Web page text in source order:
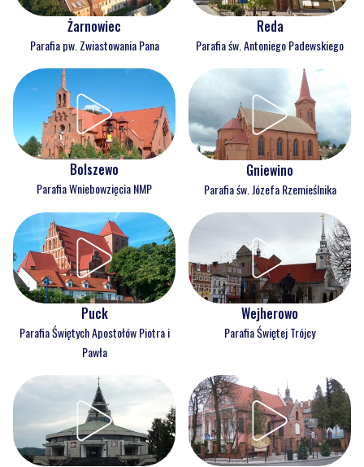
Żarnowiec
Parafia pw. Zwiastowania Pana
Reda
Parafia św. Antoniego Padewskiego
Bolszewo
Parafia Wniebowzięcia NMP
Gniewino
Parafia św. Józefa Rzemieślnika
Puck
Parafia Świętych Apostołów Piotra i
Pawła
Wejherowo
Parafia Świętej Trójcy